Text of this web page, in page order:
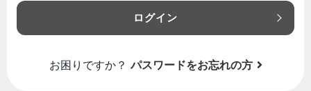
ログイン
お困りですか？ パスワードをお忘れの方